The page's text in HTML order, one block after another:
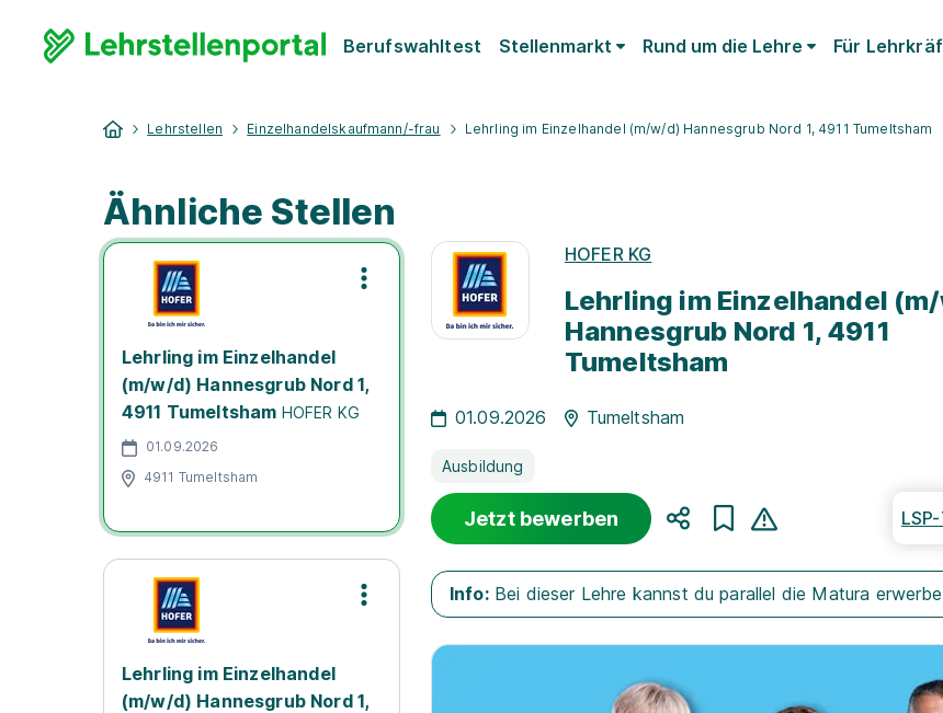
Berufswahltest Stellenmarkt Rund um die Lehre Für
Lehrstellen Einzelhandelskaufmann/-frau Lehrling im Einzelhandel (m/w/d) Hannesgrub Nord 1, 4911 Tumeltsham
Ähnliche Stellen
Lehrling im Einzelhandel
(m/w/d) Hannesgrub Nord 1,
4911 Tumeltsham HOFER KG
01.09.2026
4911 Tumeltsham
Lehrling im Einzelhandel
(m/w/d) Hannesgrub Nord 1,
HOFER KG
Lehrling im Einzelhandel
Hannesgrub Nord 1, 4911
Tumeltsham
01.09.2026 Tumeltsham
Ausbildung
Jetzt bewerben
Info: Bei dieser Lehre kannst du parallel die Matura